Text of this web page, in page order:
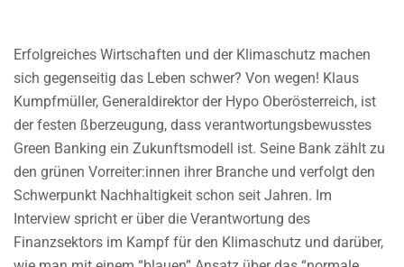
Erfolgreiches Wirtschaften und der Klimaschutz machen
sich gegenseitig das Leben schwer? Von wegen! Klaus
Kumpfmüller, Generaldirektor der Hypo Oberösterreich, ist
der festen ßberzeugung, dass verantwortungsbewusstes
Green Banking ein Zukunftsmodell ist. Seine Bank zählt zu
den grünen Vorreiter:innen ihrer Branche und verfolgt den
Schwerpunkt Nachhaltigkeit schon seit Jahren. Im
Interview spricht er über die Verantwortung des
Finanzsektors im Kampf für den Klimaschutz und darüber,